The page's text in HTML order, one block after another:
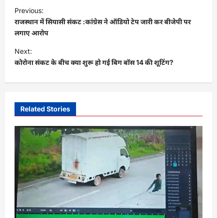
o
s
t
n
a
g
t
o
n
Previous:
राजस्थान में सियासी संकट :कांग्रेस ने ऑडियो टेप जारी कर बीजेपी पर
लगाए आरोप
Next:
कोरोना संकट के बीच क्या शुरू हो गई बिग बॉस 14 की शूटिंग?
Related Stories